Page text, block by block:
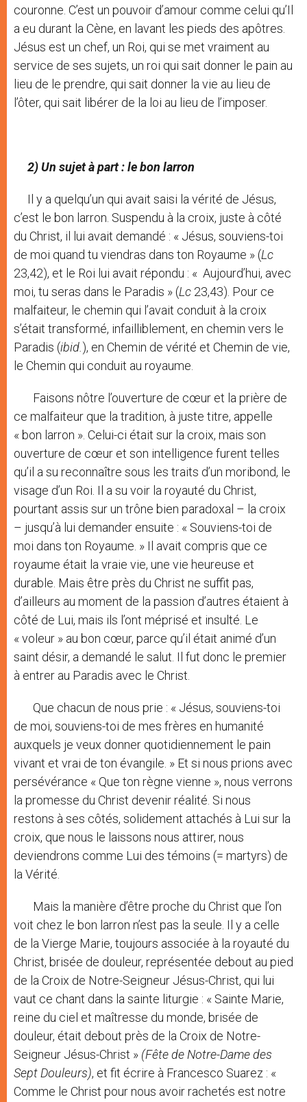
couronne. C’est un pouvoir d’amour comme celui qu’Il
a eu durant la Cène, en lavant les pieds des apôtres.
Jésus est un chef, un Roi, qui se met vraiment au
service de ses sujets, un roi qui sait donner le pain au
lieu de le prendre, qui sait donner la vie au lieu de
l’ôter, qui sait libérer de la loi au lieu de l’imposer.
2) Un sujet à part : le bon larron
Il y a quelqu’un qui avait saisi la vérité de Jésus,
c’est le bon larron. Suspendu à la croix, juste à côté
du Christ, il lui avait demandé : « Jésus, souviens-toi
de moi quand tu viendras dans ton Royaume » (Lc
23,42), et le Roi lui avait répondu : « Aujourd’hui, avec
moi, tu seras dans le Paradis » (Lc 23,43). Pour ce
malfaiteur, le chemin qui l’avait conduit à la croix
s’était transformé, infailliblement, en chemin vers le
Paradis (ibid. ), en Chemin de vérité et Chemin de vie,
le Chemin qui conduit au royaume.
Faisons nôtre l’ouverture de cœur et la prière de
ce malfaiteur que la tradition, à juste titre, appelle
« bon larron ». Celui-ci était sur la croix, mais son
ouverture de cœur et son intelligence furent telles
qu’il a su reconnaître sous les traits d’un moribond, le
visage d’un Roi. Il a su voir la royauté du Christ,
pourtant assis sur un trône bien paradoxal – la croix
– jusqu’à lui demander ensuite : « Souviens-toi de
moi dans ton Royaume. » Il avait compris que ce
royaume était la vraie vie, une vie heureuse et
durable. Mais être près du Christ ne suffit pas,
d’ailleurs au moment de la passion d’autres étaient à
côté de Lui, mais ils l’ont méprisé et insulté. Le
« voleur » au bon cœur, parce qu’il était animé d’un
saint désir, a demandé le salut. Il fut donc le premier
à entrer au Paradis avec le Christ.
Que chacun de nous prie : « Jésus, souviens-toi
de moi, souviens-toi de mes frères en humanité
auxquels je veux donner quotidiennement le pain
vivant et vrai de ton évangile. » Et si nous prions avec
persévérance « Que ton règne vienne », nous verrons
la promesse du Christ devenir réalité. Si nous
restons à ses côtés, solidement attachés à Lui sur la
croix, que nous le laissons nous attirer, nous
deviendrons comme Lui des témoins (= martyrs) de
la Vérité.
Mais la manière d’être proche du Christ que l’on
voit chez le bon larron n’est pas la seule. Il y a celle
de la Vierge Marie, toujours associée à la royauté du
Christ, brisée de douleur, représentée debout au pied
de la Croix de Notre-Seigneur Jésus-Christ, qui lui
vaut ce chant dans la sainte liturgie : « Sainte Marie,
reine du ciel et maîtresse du monde, brisée de
douleur, était debout près de la Croix de Notre-
Seigneur Jésus-Christ » (Fête de Notre-Dame des
Sept Douleurs), et fit écrire à Francesco Suarez : «
Comme le Christ pour nous avoir rachetés est notre